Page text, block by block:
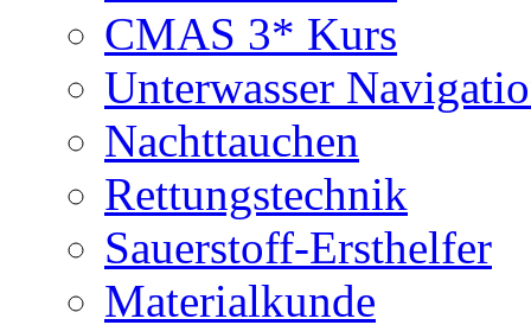
CMAS 3* Kurs
Unterwasser
Nachttauchen
Rettungstechnik
Sauerstoff-Ersthelfer
Materialkunde